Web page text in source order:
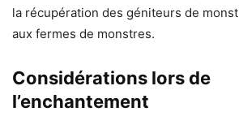
la récupération des géniteurs de
aux fermes de monstres.
Considérations lors de
l’enchantement